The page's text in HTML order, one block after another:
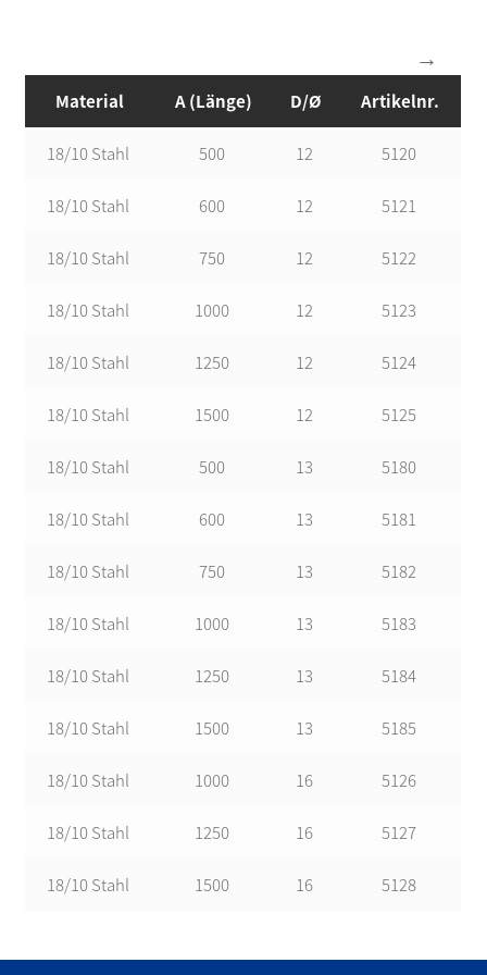
Material A (Länge) D/Ø Artikelnr.
18/10 Stahl 500 12 5120
18/10 Stahl 600 12 5121
18/10 Stahl 750 12 5122
18/10 Stahl 1000 12 5123
18/10 Stahl 1250 12 5124
18/10 Stahl 1500 12 5125
18/10 Stahl 500 13 5180
18/10 Stahl 600 13 5181
18/10 Stahl 750 13 5182
18/10 Stahl 1000 13 5183
18/10 Stahl 1250 13 5184
18/10 Stahl 1500 13 5185
18/10 Stahl 1000 16 5126
18/10 Stahl 1250 16 5127
18/10 Stahl 1500 16 5128